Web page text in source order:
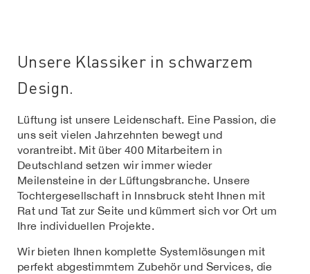
Unsere Klassiker in schwarzem
Design.
Lüftung ist unsere Leidenschaft. Eine Passion, die
uns seit vielen Jahrzehnten bewegt und
vorantreibt. Mit über 400 Mitarbeitern in
Deutschland setzen wir immer wieder
Meilensteine in der Lüftungsbranche. Unsere
Tochtergesellschaft in Innsbruck steht Ihnen mit
Rat und Tat zur Seite und kümmert sich vor Ort um
Ihre individuellen Projekte.
Wir bieten Ihnen komplette Systemlösungen mit
perfekt abgestimmtem Zubehör und Services, die